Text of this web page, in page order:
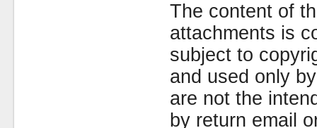
The content of
attachments is
subject to
and used only
are not the
by return email